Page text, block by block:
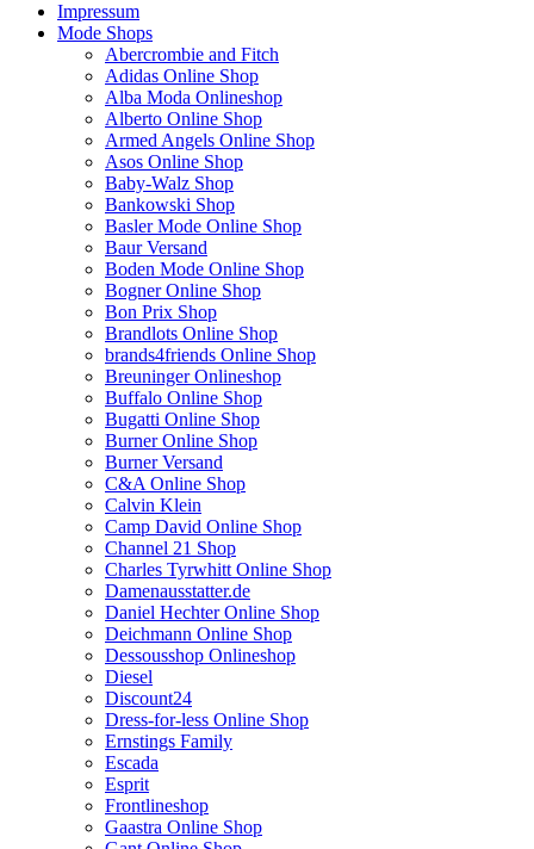
Impressum
Mode Shops
Abercrombie and Fitch
Adidas Online Shop
Alba Moda Onlineshop
Alberto Online Shop
Armed Angels Online Shop
Asos Online Shop
Baby-Walz Shop
Bankowski Shop
Basler Mode Online Shop
Baur Versand
Boden Mode Online Shop
Bogner Online Shop
Bon Prix Shop
Brandlots Online Shop
brands4friends Online Shop
Breuninger Onlineshop
Buffalo Online Shop
Bugatti Online Shop
Burner Online Shop
Burner Versand
C&A Online Shop
Calvin Klein
Camp David Online Shop
Channel 21 Shop
Charles Tyrwhitt Online Shop
Damenausstatter.de
Daniel Hechter Online Shop
Deichmann Online Shop
Dessousshop Onlineshop
Diesel
Discount24
Dress-for-less Online Shop
Ernstings Family
Escada
Esprit
Frontlineshop
Gaastra Online Shop